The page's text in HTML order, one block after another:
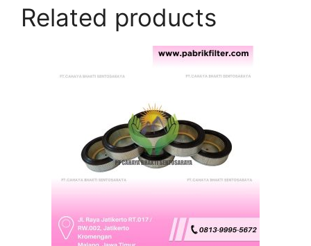
Related products